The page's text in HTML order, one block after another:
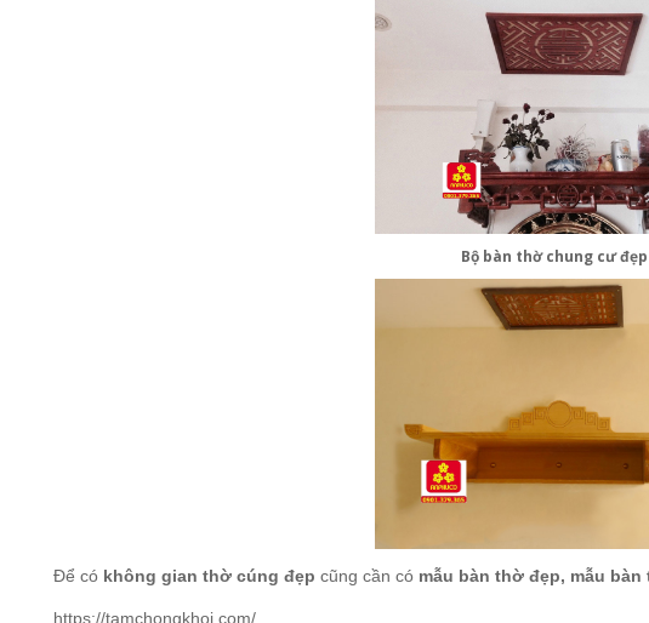
Bộ bàn thờ chung cư đẹp
Để có không gian thờ cúng đẹp cũng cần có mẫu bàn thờ đẹp, mẫu
https://tamchongkhoi.com/